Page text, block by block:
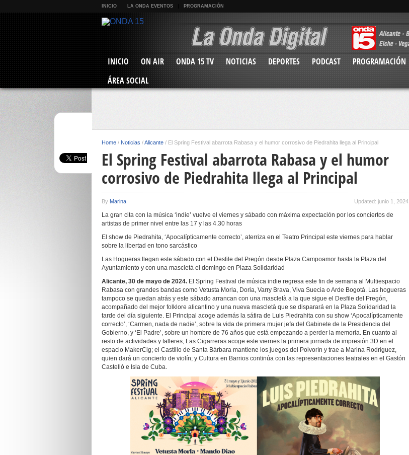
INICIO LA ONDA EVENTOS PROGRAMACIÓN
INICIO ON AIR ONDA 15 TV NOTICIAS DEPORTES PODCAST PROGRAMACIÓN
ÁREA SOCIAL
Home / Noticias /Alicante / El Spring Festival abarrota Rabasa y el humor corrosivo de Piedrahita llega al Principal
El Spring Festival abarrota Rabasa y el humor
corrosivo de Piedrahita llega al Principal
By Marina Updated: junio 1, 2024
La gran cita con la música ‘indie’ vuelve el viernes y sábado con máxima expectación por los conciertos de
artistas de primer nivel entre las 17 y las 4.30 horas
El show de Piedrahita, ‘Apocalípticamente correcto’, aterriza en el Teatro Principal este viernes para hablar
sobre la libertad en tono sarcástico
Las Hogueras llegan este sábado con el Desfile del Pregón desde Plaza Campoamor hasta la Plaza del
Ayuntamiento y con una mascletà el domingo en Plaza Solidaridad
Alicante, 30 de mayo de 2024. El Spring Festival de música indie regresa este fin de semana al Multiespacio
Rabasa con grandes bandas como Vetusta Morla, Doria, Varry Brava, Viva Suecia o Arde Bogotá. Las hogueras
tampoco se quedan atrás y este sábado arrancan con una mascletà a la que sigue el Desfile del Pregón,
acompañado del mejor folklore alicantino y una nueva mascletà que se disparará en la Plaza Solidaridad la
tarde del día siguiente. El Principal acoge además la sátira de Luis Piedrahita con su show ‘Apocalípticamente
correcto’, ‘Carmen, nada de nadie’, sobre la vida de primera mujer jefa del Gabinete de la Presidencia del
Gobierno, y ‘El Padre’, sobre un hombre de 76 años que está empezando a perder la memoria. En cuanto al
resto de actividades y talleres, Las Cigarreras acoge este viernes la primera jornada de impresión 3D en el
espacio MakerCig; el Castillo de Santa Bárbara mantiene los juegos del Polvorín y trae a Marina Rodríguez,
quien dará un concierto de violín; y Cultura en Barrios continúa con las representaciones teatrales en el Gastón
Castelló e Isla de Cuba.